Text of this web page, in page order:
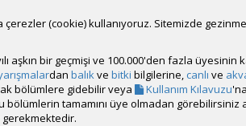
bir adet anaç Endler dişi var. Tankı ilk
gibi kesti. Dişilerin sırtında yumurta
döngüde bir sıkıntı yok. Canlı kaybım
göre tankta bir farklılık yok. Yeterince
çerezler (cookie) kullanıyoruz. Sitemizde
aşkın bir geçmişi ve 100.000'den fazla üyesinin
dan balıkve bitki bilgilerine, canlı ve
bölümlere gidebilir veya
Kullanım Kılavuzu
tamamını üye olmadan görebilirsiniz
gerekmektedir.